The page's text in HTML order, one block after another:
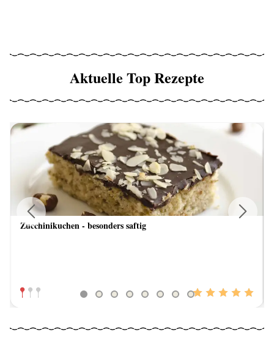
Aktuelle Top Rezepte
Zucchinikuchen - besonders saftig
Previous